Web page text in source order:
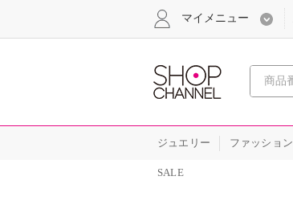
マイメニュー
ジュエリー ファッション
SALE